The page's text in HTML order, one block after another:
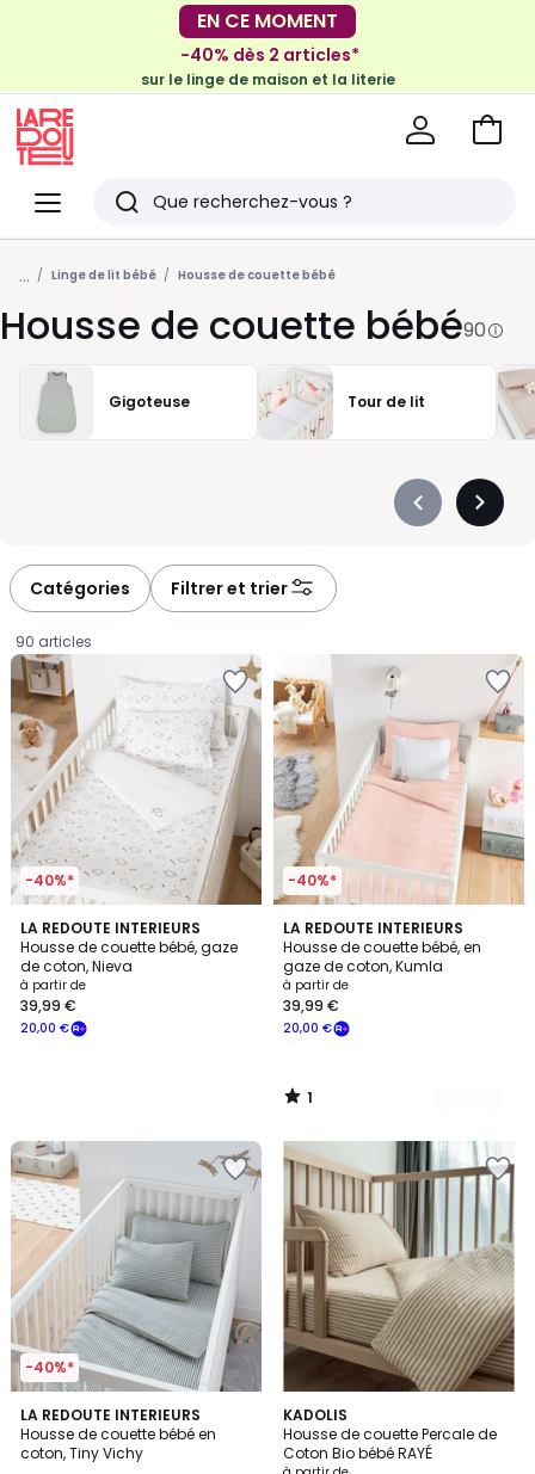
EN CE MOMENT
-30€ tous les 100€*
sur le meuble & la déco
-40% dès 2 articles*
sur le linge de maison et la literie
Menu
Redoute
Rechercher
Derniers
articles
vus
Voir
... Linge de lit bébé Housse de couette bébé
Housse de couette bébé90
Gigoteuse Tour de lit
Précédent
Catégories Filtrer et trier
90 articles
-40%*
LA REDOUTE INTERIEURS
Housse de couette bébé, gaze
de coton, Nieva
Prix
à
partir
à
notre
programme
pour
payer
à
la
place
20,00
€.
à partir de
20,00 €
39,99 €
-40%*
LA REDOUTE INTERIEURS
Housse de couette bébé, en
gaze de coton, Kumla
à partir de
20,00 €
39,99 €
1
/
5
5
Couleurs
1
/
-40%*
LA REDOUTE INTERIEURS
Housse de couette bébé en
coton, Tiny Vichy
3
/
5
KADOLIS
Housse de couette Percale de
Coton Bio bébé RAYÉ
6
Couleurs